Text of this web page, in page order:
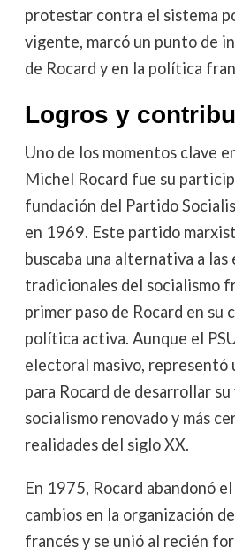
protestar contra el sistema
vigente, marcó un punto de
de Rocard y en la política
Logros y
Uno de los momentos clave
Michel Rocard fue su
fundación del Partido
en 1969. Este partido
buscaba una alternativa a
tradicionales del socialismo
primer paso de Rocard en su
política activa. Aunque el
electoral masivo, representó
para Rocard de desarrollar
socialismo renovado y más
realidades del siglo XX.
En 1975, Rocard abandonó
cambios en la organización
francés y se unió al recién